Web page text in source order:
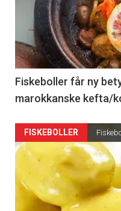
Fiskeboller får ny
marokkanske kefta/
FISKEBOLLER